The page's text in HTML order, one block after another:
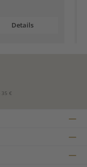
Details
€